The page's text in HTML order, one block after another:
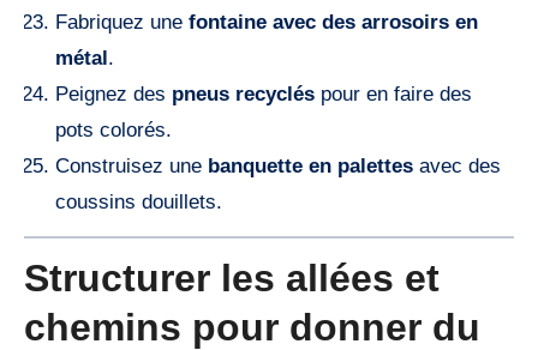
Fabriquez une fontaine avec des arrosoirs en
métal .
Peignez des pneus recycléspour en faire des
pots colorés.
Construisez une banquette en palettesavec des
coussins douillets.
Structurer les allées et
chemins pour donner du